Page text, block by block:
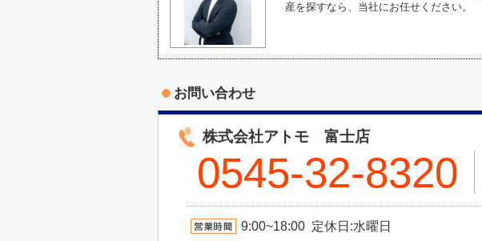
産を探すなら、当社にお任せください。
お問い合わせ
株式会社アトモ 富士店
0545-32-8320
9:00~18:00 定休日:水曜日